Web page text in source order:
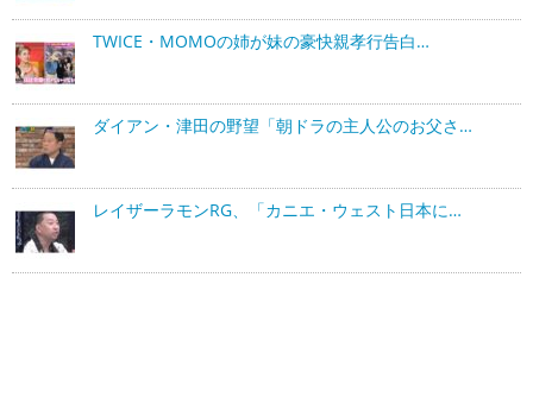
TWICE・MOMOの姉が妹の豪快親孝行告白…
ダイアン・津田の野望「朝ドラの主人公のお父さ…
レイザーラモンRG、「カニエ・ウェスト日本に…